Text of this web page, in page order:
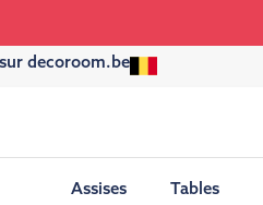
decoroom.be
Assises Tables